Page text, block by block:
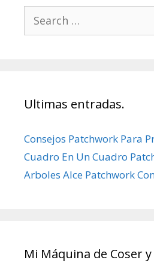
for:
Ultimas entradas.
Consejos Patchwork Para
Cuadro En Un Cuadro
Arboles Alce Patchwork
Mi Máquina de Coser